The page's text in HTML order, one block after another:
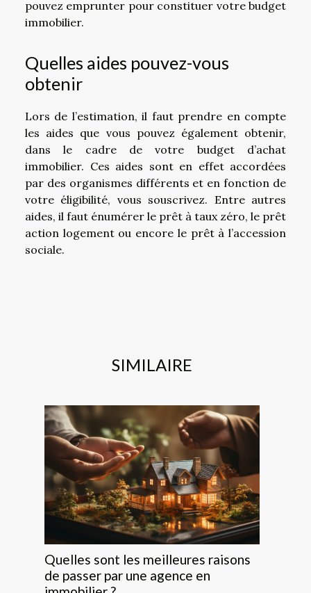
pouvez emprunter pour constituer votre budget
immobilier.
Quelles aides pouvez-vous
obtenir
Lors de l’estimation, il faut prendre en compte
les aides que vous pouvez également obtenir,
dans le cadre de votre budget d’achat
immobilier. Ces aides sont en effet accordées
par des organismes différents et en fonction de
votre éligibilité, vous souscrivez. Entre autres
aides, il faut énumérer le prêt à taux zéro, le prêt
action logement ou encore le prêt à l’accession
sociale.
SIMILAIRE
Quelles sont les meilleures raisons
de passer par une agence en